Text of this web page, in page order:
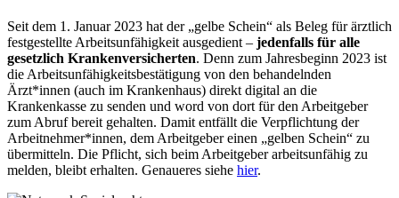
Seit dem 1. Januar 2023 hat der „gelbe Schein“ als Beleg für ärztlich
festgestellte Arbeitsunfähigkeit ausgedient – jedenfalls für alle
gesetzlich Krankenversicherten. Denn zum Jahresbeginn 2023 ist
die Arbeitsunfähigkeitsbestätigung von den behandelnden
Ärzt*innen (auch im Krankenhaus) direkt digital an die
Krankenkasse zu senden und word von dort für den Arbeitgeber
zum Abruf bereit gehalten. Damit entfällt die Verpflichtung der
Arbeitnehmer*innen, dem Arbeitgeber einen „gelben Schein“ zu
übermitteln. Die Pflicht, sich beim Arbeitgeber arbeitsunfähig zu
melden, bleibt erhalten. Genaueres siehe hier.